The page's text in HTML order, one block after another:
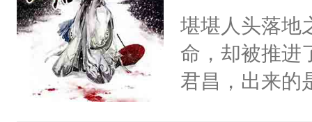
不出去啊
会给大师兄回
现言烬就站在
静。这一世，
定！他要死外
个被废的这
轮椅，从家里
的夜晚离家出
堪堪人头落地
命，却被推进
君昌，出来的